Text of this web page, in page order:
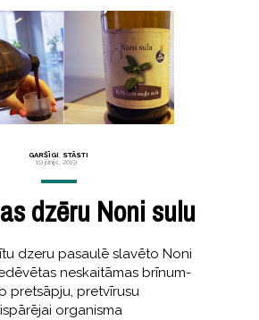
GARŠĪGI, STĀSTI
19 jūnijs, 2019
dzēru Noni sulu
dzeru pasaulē slavēto Noni
neskaitāmas brīnum-
pretsāpju, pretvīrusu
organisma